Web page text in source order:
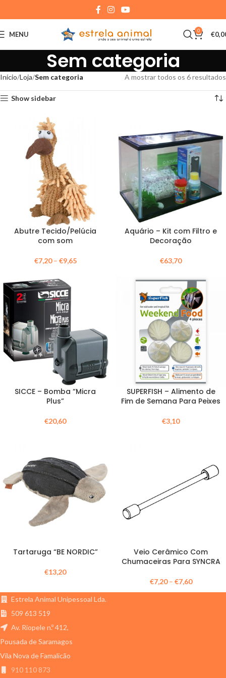
MENU 0 €
Sem categoria
Início Loja Sem categoria A mostrar todos os 6 resultados
Show sidebar
Abutre Tecido/Pelúcia
com som
€7,20– €9,65
Aquário – Kit com Filtro e
Decoração
€63,70
SICCE – Bomba “Micra
Plus”
€20,60
SUPERFISH – Alimento de
Fim de Semana Para Peixes
€3,10
Tartaruga “BE NORDIC”
€13,20
Veio Cerâmico Com
Chumaceiras Para SYNCRA
€7,20– €7,60
Estrela Animal Unipessoal Lda.
509 613 519
Av. Riopele n.º 412,
Pousada de Saramagos
Vila Nova de Famalicão
910 110 873